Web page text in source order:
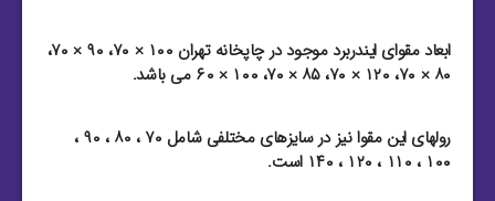
ابعاد مقوای ایندربرد موجود در چاپخانه تهران ۱۰۰ × ۷۰، ۹۰ × ۷۰،
۸۰ × ۷۰، ۱۲۰ × ۷۰، ۸۵ × ۷۰، ۱۰۰ × ۶۰ می باشد.
رولهای این مقوا نیز در سایزهای مختلفی شامل ۷۰ ، ۸۰ ، ۹۰ ،
۱۰۰ ، ۱۱۰ ، ۱۲۰ ، ۱۴۰ است.